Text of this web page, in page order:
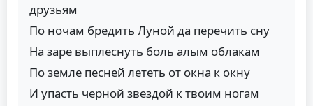
друзьям
По ночам бредить Луной да перечить сну
На заре выплеснуть боль алым облакам
По земле песней лететь от окна к окну
И упасть черной звездой к твоим ногам